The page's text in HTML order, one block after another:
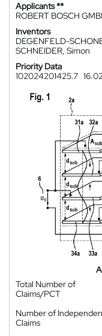
Applicants **
ROBERT BOSCH
Inventors
DEGENFELD-
SCHNEIDER, Simon
Priority Data
102024201425.7
Total Number of
Claims/PCT
Number of
Claims